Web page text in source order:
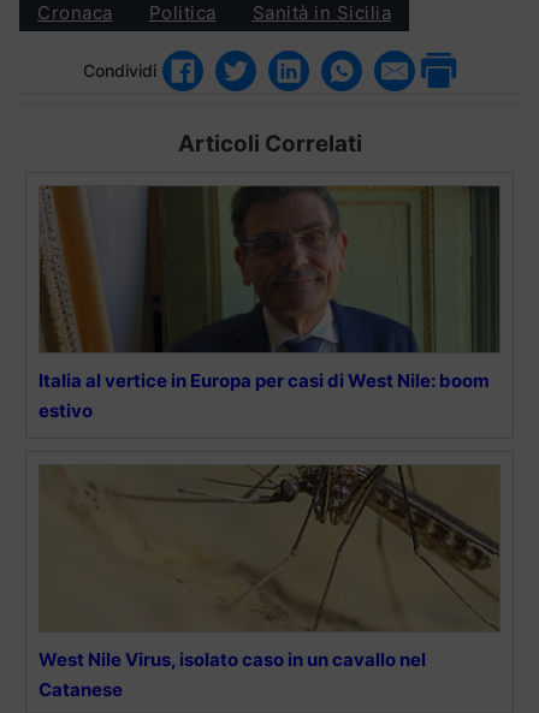
Cronaca Politica Sanità in Sicilia
Condividi
Articoli Correlati
Italia al vertice in Europa per casi di West Nile: boom
estivo
West Nile Virus, isolato caso in un cavallo nel
Catanese